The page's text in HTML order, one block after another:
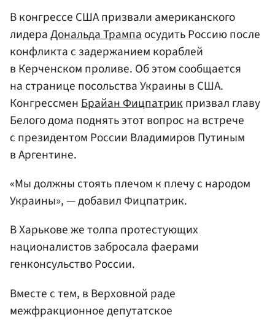
В конгрессе США призвали американского
лидераДональда Трампаосудить Россию после
конфликта с задержанием кораблей
в Керченском проливе. Об этом сообщается
на странице посольства Украины в США.
КонгрессменБрайан Фицпатрикпризвал главу
Белого дома поднять этот вопрос на встрече
с президентом России Владимиров Путиным
в Аргентине.
«Мы должны стоять плечом к плечу с народом
Украины», — добавил Фицпатрик.
В Харькове же толпа протестующих
националистов забросала фаерами
генконсульство России.
Вместе с тем, в Верховной раде
межфракционное депутатское